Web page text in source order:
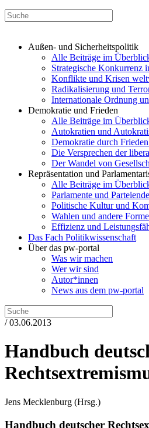
Außen- und Sicherheitspolitik
Alle Beiträge im
Strategische Konkurrenz
Konflikte und Krisen
Radikalisierung und
Internationale Ordnung
Demokratie und Frieden
Alle Beiträge im
Autokratien und
Demokratie durch
Die Versprechen der
Der Wandel von
Repräsentation und
Alle Beiträge im
Parlamente und
Politische Kultur und
Wahlen und andere
Effizienz und
Das Fach Politikwissenschaft
Über das pw-portal
Was wir machen
Wer wir sind
Autor*innen
News aus dem pw-portal
/ 03.06.2013
Handbuch
Jens Mecklenburg (Hrsg.)
Handbuch deutscher